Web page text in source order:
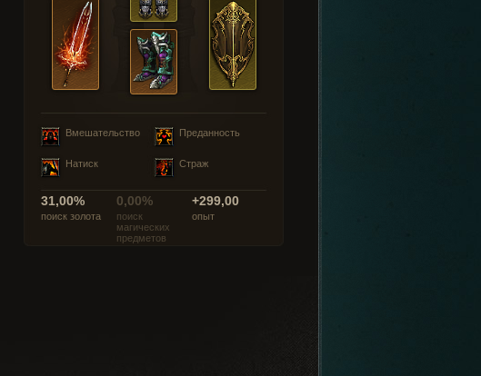
Вмешательство Преданность
Натиск Страж
31,00%
поиск золота
0,00%
поиск
магических
предметов
+299,00
опыт